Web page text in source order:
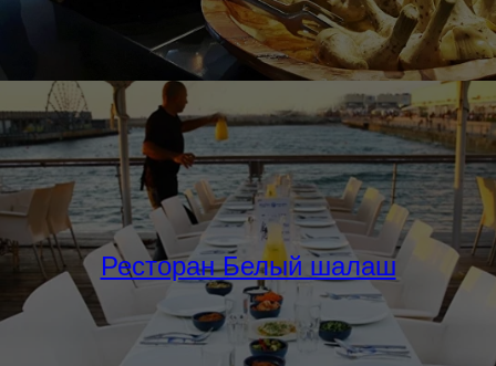
Ресторан Белый шалаш